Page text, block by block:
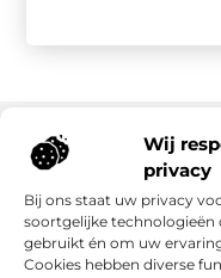
Wij
privacy
Bij ons staat uw privacy
soortgelijke technologieën
gebruikt én om uw
Cookies hebben diverse
Onze informatie